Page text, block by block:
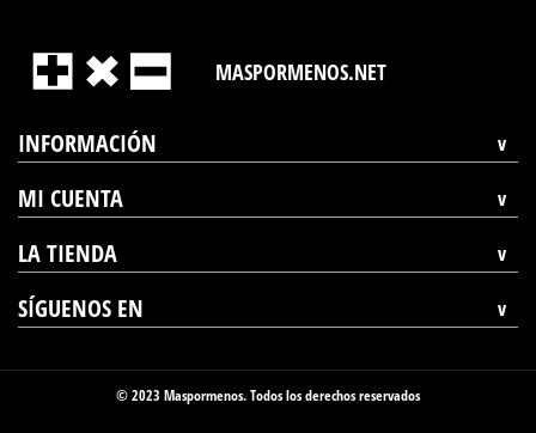
MASPORMENOS.NET
INFORMACIÓN
MI CUENTA
LA TIENDA
SÍGUENOS EN
© 2023 Maspormenos. Todos los derechos reservados